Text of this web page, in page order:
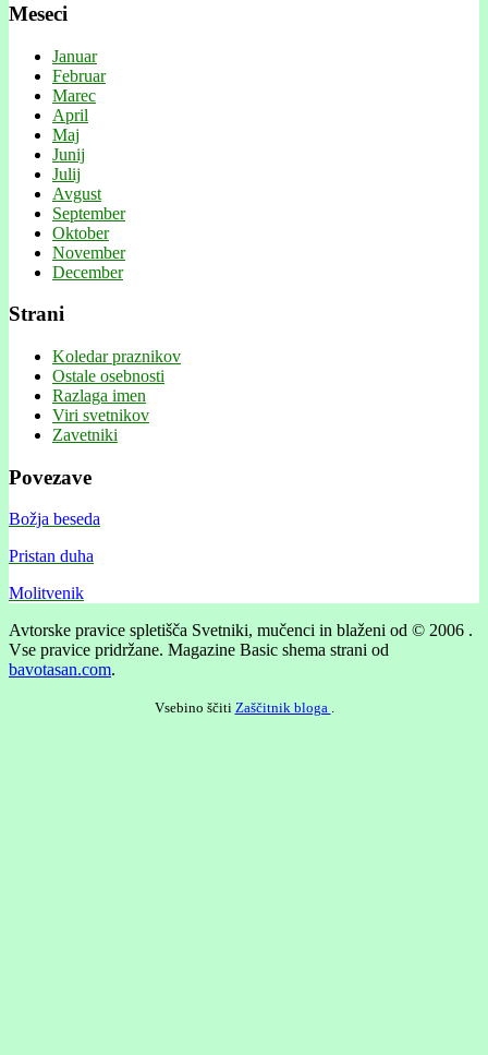
Meseci
Januar
Februar
Marec
April
Maj
Junij
Julij
Avgust
September
Oktober
November
December
Strani
Koledar praznikov
Ostale osebnosti
Razlaga imen
Viri svetnikov
Zavetniki
Povezave
Božja beseda
Pristan duha
Molitvenik
Avtorske pravice spletišča Svetniki, mučenci in blaženi od © 2006 .
Vse pravice pridržane. Magazine Basic shema strani od
bavotasan.com.
Vsebino ščiti Zaščitnik bloga .